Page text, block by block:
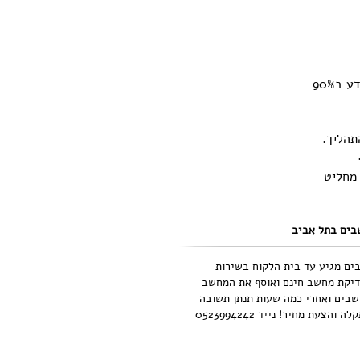
הדיסק הקשיח שלכם יישלח ע"י טכנאי מחשבים למעבדת מחשבים בסין שם יש מכונות מיוחדות לשחזורי מידע ב90%
אורך התהליך.
בתל אביב
מגיע עד בית הלקוח בשירות
מחשב חינם ואוסף את המחשב
ואחרי כמה שעות תנתן תשובה
מחיר! נייד 0523994242